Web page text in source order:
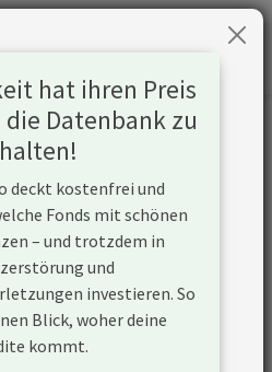
SA
www.enagas.es/en/
SA ist ein Unternehmen
hat ihren Preis
die Datenbank zu
deckt kostenfrei und
Fonds mit schönen
– und trotzdem in
und
investieren. So
Blick, woher deine
kommt.